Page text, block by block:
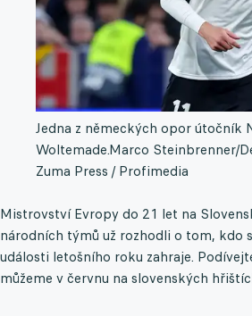
Jedna z německých opor útočník
Woltemade.Marco Steinbrenner/
Zuma Press / Profimedia
Mistrovství Evropy do 21 let na
národních týmů už rozhodli o tom, kdo
události letošního roku zahraje.
můžeme v červnu na slovenských